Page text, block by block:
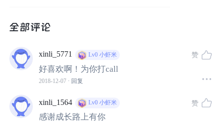
很会照顾对方感受的人出现在自己身边的。至少我会觉得
温暖而舒服。
学心理学的原因很多，或许有很大一部分是觉得自己情商
5. 走在心理学道路上的伙伴们，不能说情商一定有多高，
xinli_5771 Lv0 小虾米
好喜欢啊！为你打call
2018-12-07 · 回复
赞
xinli_1564 Lv0 小虾米
感谢成长路上有你
赞